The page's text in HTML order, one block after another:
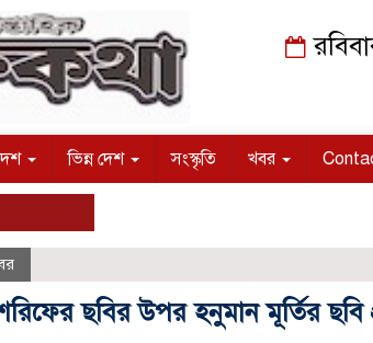
ভিন্ন দেশ সংস্কৃতি খবর
শরিফের ছবির উপর হনুমান মূর্তির ছবি